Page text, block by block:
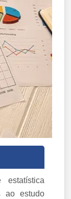
estatística
ao estudo